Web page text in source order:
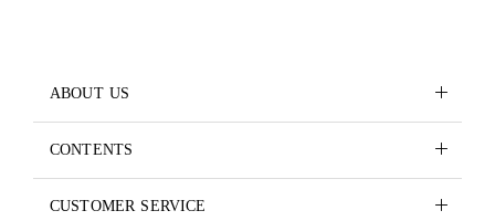
ABOUT US
CONTENTS
CUSTOMER SERVICE